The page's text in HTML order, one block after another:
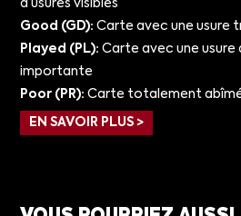
d’usures visibles
Good (GD): Carte avec une usure
Played (PL): Carte avec une usure
importante
Poor (PR): Carte totalement
EN SAVOIR PLUS >